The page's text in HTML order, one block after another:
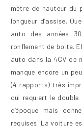
mètre de hauteur du
longueur d’assise.
auto des années
ronflement de boite.
auto dans la 4CV de
manque encore un
(4 rapports) très
qui requiert le
d’époque mais
requises. La voiture